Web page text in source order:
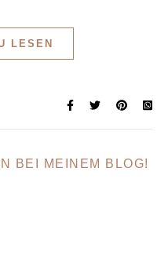
LESEN
BEI MEINEM BLOG!